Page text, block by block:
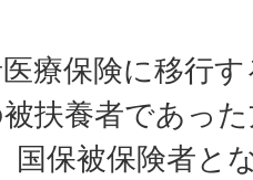
療保険に移行
扶養者であっ
国保被保険者と